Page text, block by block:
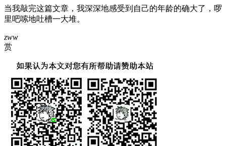
当我敲完这篇文章，我深深地感受到自己的年龄的确大了，啰
里吧嗦地吐槽一大堆。
zww
赏